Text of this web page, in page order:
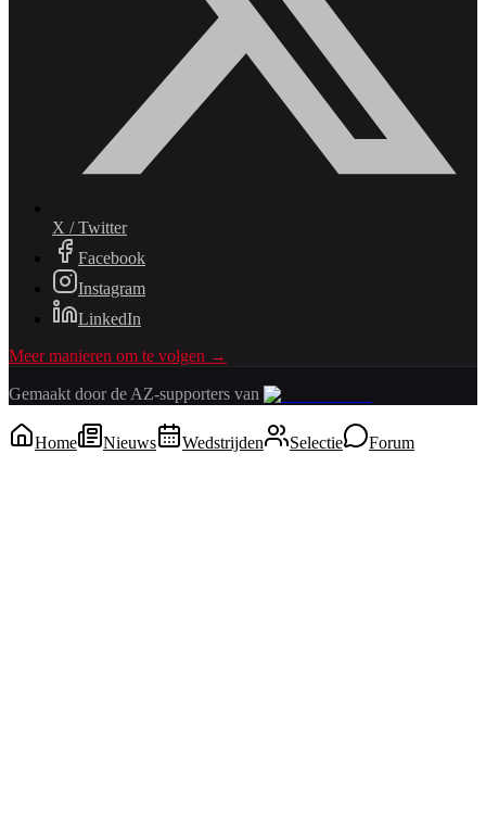
X / Twitter
Facebook
Instagram
LinkedIn
Meer manieren om te volgen →
Gemaakt door de AZ-supporters van
Home Nieuws Wedstrijden Selectie Forum